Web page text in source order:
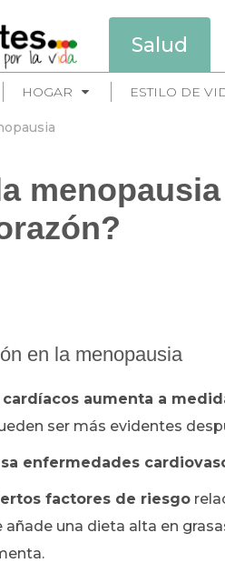
Salud
HOGAR ESTILO DE
en la menopausia
aumenta a
ser más evidentes
enfermedades
factores de riesgo
añade una dieta alta en